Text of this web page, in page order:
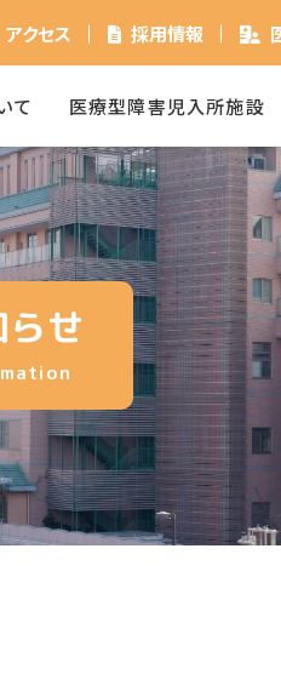
アクセス 採用情報
て 医療型障害児入所施設
せ